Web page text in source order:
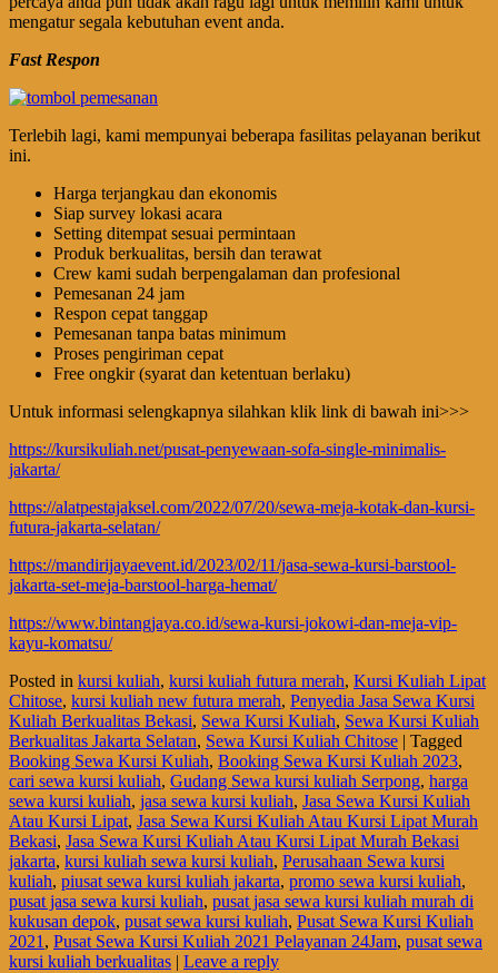
mengatur segala kebutuhan event anda.
Fast Respon
Terlebih lagi, kami mempunyai beberapa fasilitas pelayanan berikut
ini.
Harga terjangkau dan ekonomis
Siap survey lokasi acara
Setting ditempat sesuai permintaan
Produk berkualitas, bersih dan terawat
Crew kami sudah berpengalaman dan profesional
Pemesanan 24 jam
Respon cepat tanggap
Pemesanan tanpa batas minimum
Proses pengiriman cepat
Free ongkir (syarat dan ketentuan berlaku)
Untuk informasi selengkapnya silahkan klik link di bawah ini>>>
https://kursikuliah.net/pusat-penyewaan-sofa-single-minimalis-
jakarta/
https://alatpestajaksel.com/2022/07/20/sewa-meja-kotak-dan-kursi-
futura-jakarta-selatan/
https://mandirijayaevent.id/2023/02/11/jasa-sewa-kursi-barstool-
jakarta-set-meja-barstool-harga-hemat/
https://www.bintangjaya.co.id/sewa-kursi-jokowi-dan-meja-vip-
kayu-komatsu/
Posted in kursi kuliah, kursi kuliah futura merah, Kursi Kuliah Lipat
Chitose, kursi kuliah new futura merah, Penyedia Jasa Sewa Kursi
Kuliah Berkualitas Bekasi, Sewa Kursi Kuliah, Sewa Kursi Kuliah
Berkualitas Jakarta Selatan, Sewa Kursi Kuliah Chitose | Tagged
Booking Sewa Kursi Kuliah, Booking Sewa Kursi Kuliah 2023,
cari sewa kursi kuliah, Gudang Sewa kursi kuliah Serpong, harga
sewa kursi kuliah, jasa sewa kursi kuliah, Jasa Sewa Kursi Kuliah
Atau Kursi Lipat, Jasa Sewa Kursi Kuliah Atau Kursi Lipat Murah
Bekasi, Jasa Sewa Kursi Kuliah Atau Kursi Lipat Murah Bekasi
jakarta, kursi kuliah sewa kursi kuliah, Perusahaan Sewa kursi
kuliah, piusat sewa kursi kuliah jakarta, promo sewa kursi kuliah,
pusat jasa sewa kursi kuliah, pusat jasa sewa kursi kuliah murah di
kukusan depok, pusat sewa kursi kuliah, Pusat Sewa Kursi Kuliah
2021 , Pusat Sewa Kursi Kuliah 2021 Pelayanan 24Jam, pusat sewa
kursi kuliah berkualitas | Leave a reply